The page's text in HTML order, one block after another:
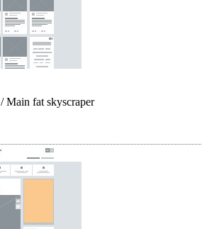
/ Main fat skyscraper